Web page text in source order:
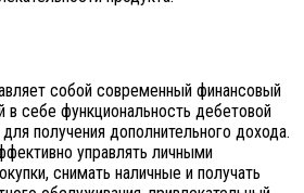
собой современный финансовый
себе функциональность дебетовой
получения дополнительного дохода.
управлять личными
снимать наличные и получать